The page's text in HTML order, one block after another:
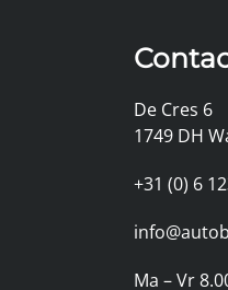
De Cres 6
1749 DH
+31 (0) 6
Ma – Vr